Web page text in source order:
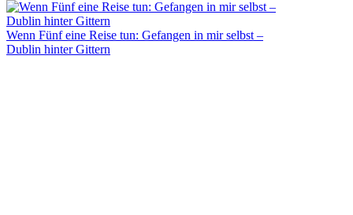
Wenn Fünf eine Reise tun: Gefangen in mir selbst –
Dublin hinter Gittern